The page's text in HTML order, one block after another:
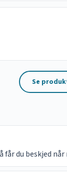
Se
får du beskjed